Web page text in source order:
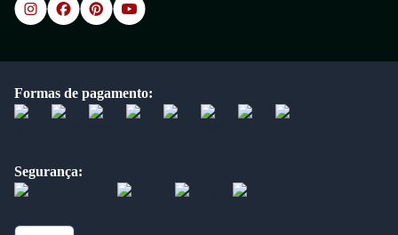
Formas de pagamento:
Segurança: